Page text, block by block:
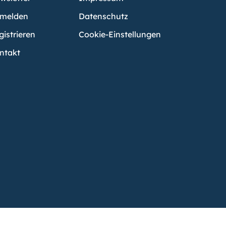
Datenschutz
Cookie-Einstellungen